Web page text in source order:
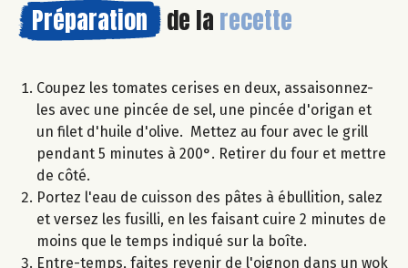
Préparation de la recette
Coupez les tomates cerises en deux, assaisonnez-
les avec une pincée de sel, une pincée d'origan et
un filet d'huile d'olive. Mettez au four avec le grill
pendant 5 minutes à 200°. Retirer du four et mettre
de côté.
Portez l'eau de cuisson des pâtes à ébullition, salez
et versez les fusilli, en les faisant cuire 2 minutes de
moins que le temps indiqué sur la boîte.
Entre-temps, faites revenir de l'oignon dans un wok